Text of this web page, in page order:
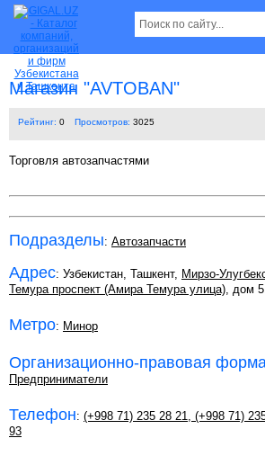
Магазин "AVTOBAN"
Рейтинг: 0 Просмотров: 3025
Торговля автозапчастями
Подразделы: Автозапчасти
Адрес: Узбекистан, Ташкент, Мирзо-
Темура проспект (Амира Темура улица), дом
Метро: Минор
Организационно-правовая
Предприниматели
Телефон: (+998 71) 235 28 21 (+998 71)
93